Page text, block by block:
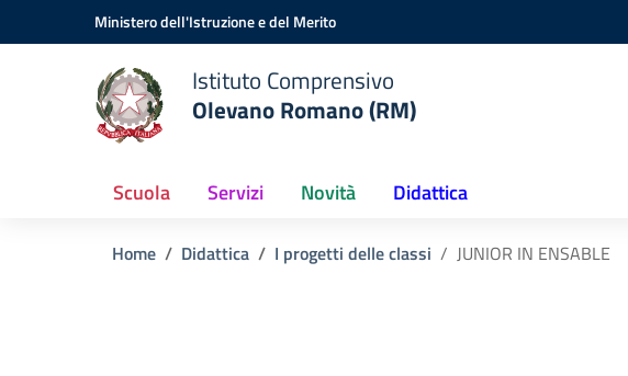
Vai ai contenuti
Vai al menu di navigazioneMinistero dell'Istruzione e del Merito
Istituto Comprensivo
Olevano Romano (RM)
Scuola Servizi Novità Didattica
Home Didattica I progetti delle classi JUNIOR IN ENSABLE